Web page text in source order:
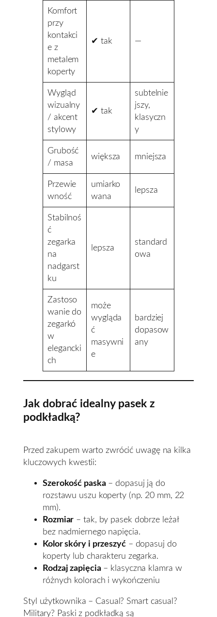
Komfort
przy
kontakci
e z
metalem
koperty
✔ tak —
Wygląd
wizualny
/ akcent
stylowy
✔ tak
subtelnie
jszy,
klasyczn
y
Grubość
/ masa
większa mniejsza
Przewie
wność
umiarko
wana
lepsza
Stabilnoś
ć
zegarka
na
nadgarst
ku
lepsza
standard
owa
Zastoso
wanie do
zegarkó
w
elegancki
ch
może
wygląda
ć
masywni
e
bardziej
dopasow
any
Jak dobrać idealny pasek z
podkładką?
Przed zakupem warto zwrócić uwagę na kilka
kluczowych kwestii:
Szerokość paska– dopasuj ją do
rozstawu uszu koperty (np. 20 mm, 22
mm).
Rozmiar – tak, by pasek dobrze leżał
bez nadmiernego napięcia.
Kolor skóry i przeszyć– dopasuj do
koperty lub charakteru zegarka.
Rodzaj zapięcia– klasyczna klamra w
różnych kolorach i wykończeniu
Styl użytkownika – Casual? Smart casual?
Military? Paski z podkładką są